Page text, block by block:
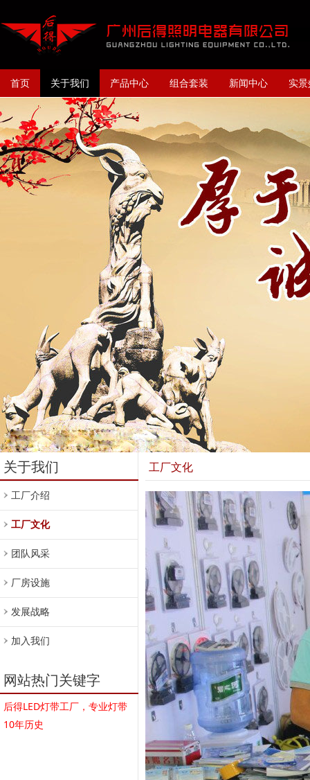
首页 关于我们 产品中心 组合套装 新闻中心 实
关于我们
工厂介绍
工厂文化
团队风采
厂房设施
发展战略
加入我们
网站热门关键字
后得LED灯带工厂，专业灯带
10年历史
工厂文化